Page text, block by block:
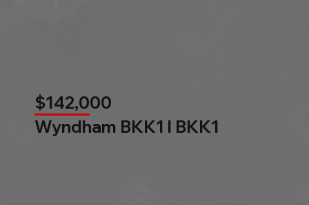
$142,000
Wyndham BKK1 l BKK1